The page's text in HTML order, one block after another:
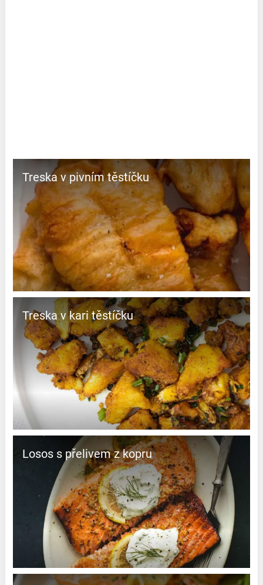
Treska v pivním těstíčku
Treska v kari těstíčku
Losos s přelivem z kopru